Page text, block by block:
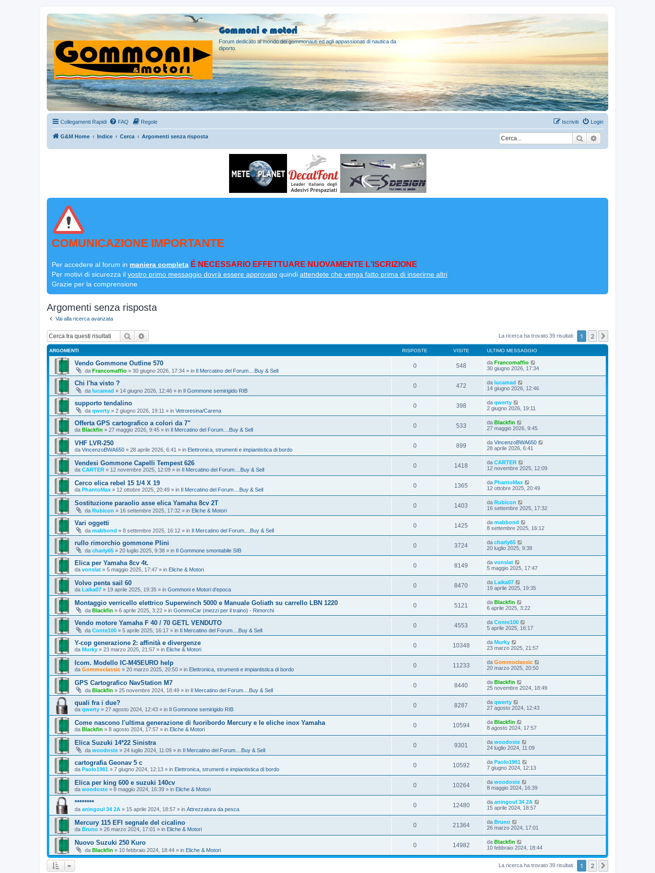
Gommoni e motori
Forum dedicato al mondo dei gommonauti ed agli appassionati di nautica da
diporto.
Collegamenti Rapidi FAQ Regole Login
Iscriviti
G&M Home Indice Cerca Argomenti senza risposta Cerca
COMUNICAZIONE IMPORTANTE
Per accedere al forum in maniera completa É NECESSARIO EFFETTUARE NUOVAMENTE L'ISCRIZIONE
Per motivi di sicurezza il vostro primo messaggio dovrà essere approvato quindi attendete che venga fatto prima di inserirne altri
Grazie per la comprensione
Argomenti senza risposta
Vai alla ricerca avanzata
Cerca La ricerca ha trovato 39 risultati 1 2
ARGOMENTI RISPOSTE VISITE ULTIMO MESSAGGIO
Vendo Gommone Outline 570
da Francomaffio » 30 giugno 2026, 17:34 » in Il Mercatino del Forum....Buy & Sell
0 548 da Francomaffio
30 giugno 2026, 17:34
Chi l'ha visto ?
da lucamad » 14 giugno 2026, 12:46 » in Il Gommone semirigido RIB
0 472 da lucamad
14 giugno 2026, 12:46
supporto tendalino
da qwerty » 2 giugno 2026, 19:11 » in Vetroresina/Carena
0 398 da qwerty
2 giugno 2026, 19:11
Offerta GPS cartografico a colori da 7"
da Blackfin » 27 maggio 2026, 9:45 » in Il Mercatino del Forum....Buy & Sell
0 533 da Blackfin
27 maggio 2026, 9:45
VHF LVR-250
da VincenzoBWA650 » 28 aprile 2026, 6:41 » in Elettronica, strumenti e impiantistica di bordo
0 899 da VincenzoBWA650
28 aprile 2026, 6:41
Vendesi Gommone Capelli Tempest 626
da CARTER » 12 novembre 2025, 12:09 » in Il Mercatino del Forum....Buy & Sell
0 1418 da CARTER
12 novembre 2025, 12:09
Cerco elica rebel 15 1/4 X 19
da PhantoMax » 12 ottobre 2025, 20:49 » in Il Mercatino del Forum....Buy & Sell
0 1365 da PhantoMax
12 ottobre 2025, 20:49
Sostituzione paraolio asse elica Yamaha 8cv 2T
da Rubicon » 16 settembre 2025, 17:32 » in Eliche & Motori
0 1403 da Rubicon
16 settembre 2025, 17:32
Vari oggetti
da mabbond » 8 settembre 2025, 16:12 » in Il Mercatino del Forum....Buy & Sell
0 1425 da mabbond
8 settembre 2025, 16:12
rullo rimorchio gommone Plini
da charly65 » 20 luglio 2025, 9:38 » in Il Gommone smontabile SIB
0 3724 da charly65
20 luglio 2025, 9:38
Elica per Yamaha 8cv 4t.
da vonslat » 5 maggio 2025, 17:47 » in Eliche & Motori
0 8149 da vonslat
5 maggio 2025, 17:47
Volvo penta sail 60
da Laika07 » 19 aprile 2025, 19:35 » in Gommoni e Motori d'epoca
0 8470 da Laika07
19 aprile 2025, 19:35
Montaggio verricello elettrico Superwinch 5000 e Manuale Goliath su carrello LBN 1220
da Blackfin » 6 aprile 2025, 3:22 » in GommoCar (mezzi per il traino) - Rimorchi
0 5121 da Blackfin
6 aprile 2025, 3:22
Vendo motore Yamaha F 40 / 70 GETL VENDUTO
da Conte100 » 5 aprile 2025, 16:17 » in Il Mercatino del Forum....Buy & Sell
0 4553 da Conte100
5 aprile 2025, 16:17
Y-cop generazione 2: affinità e divergenze
da Murky » 23 marzo 2025, 21:57 » in Eliche & Motori
0 10348 da Murky
23 marzo 2025, 21:57
Icom. Modello IC-M45EURO help
da Gommoclassic » 20 marzo 2025, 20:50 » in Elettronica, strumenti e impiantistica di bordo
0 11233 da Gommoclassic
20 marzo 2025, 20:50
GPS Cartografico NavStation M7
da Blackfin » 25 novembre 2024, 18:49 » in Il Mercatino del Forum....Buy & Sell
0 8440 da Blackfin
25 novembre 2024, 18:49
quali fra i due?
da qwerty » 27 agosto 2024, 12:43 » in Il Gommone semirigido RIB
0 8287 da qwerty
27 agosto 2024, 12:43
Come nascono l'ultima generazione di fuoribordo Mercury e le eliche inox Yamaha
da Blackfin » 8 agosto 2024, 17:57 » in Eliche & Motori
0 10594 da Blackfin
8 agosto 2024, 17:57
Elica Suzuki 14*22 Sinistra
da woodoste » 24 luglio 2024, 11:09 » in Il Mercatino del Forum....Buy & Sell
0 9301 da woodoste
24 luglio 2024, 11:09
cartografia Geonav 5 c
da Paolo1961 » 7 giugno 2024, 12:13 » in Elettronica, strumenti e impiantistica di bordo
0 10592 da Paolo1961
7 giugno 2024, 12:13
Elica per king 600 e suzuki 140cv
da woodoste » 8 maggio 2024, 16:39 » in Eliche & Motori
0 10264 da woodoste
8 maggio 2024, 16:39
********
da aningoul 34 2A » 15 aprile 2024, 18:57 » in Attrezzatura da pesca
0 12480 da aningoul 34 2A
15 aprile 2024, 18:57
Mercury 115 EFI segnale del cicalino
da Bruno » 26 marzo 2024, 17:01 » in Eliche & Motori
0 21364 da Bruno
26 marzo 2024, 17:01
Nuovo Suzuki 250 Kuro
da Blackfin » 10 febbraio 2024, 18:44 » in Eliche & Motori
0 14982 da Blackfin
10 febbraio 2024, 18:44
La ricerca ha trovato 39 risultati 1 2